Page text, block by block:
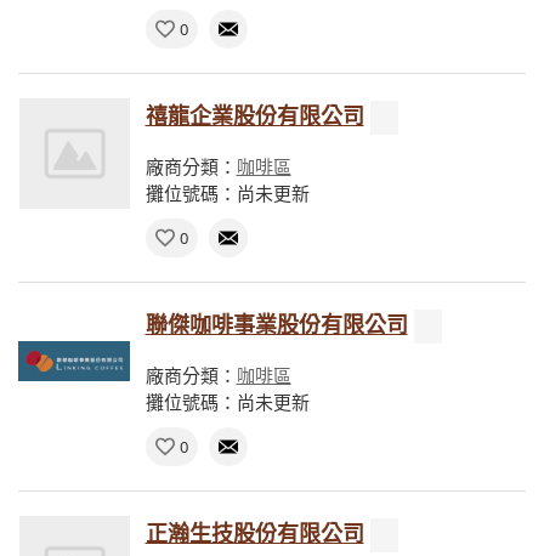
0
禧龍企業股份有限公司
廠商分類： 咖啡區
攤位號碼：尚未更新
0
聯傑咖啡事業股份有限公司
廠商分類： 咖啡區
攤位號碼：尚未更新
0
正瀚生技股份有限公司